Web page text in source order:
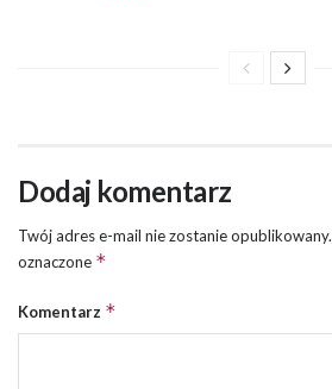
Dodaj komentarz
Twój adres e-mail nie zostanie opublikowany.
oznaczone *
Komentarz *